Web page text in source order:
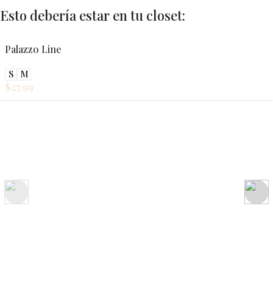
Esto debería estar en tu closet:
Palazzo Line
S M
$27.99